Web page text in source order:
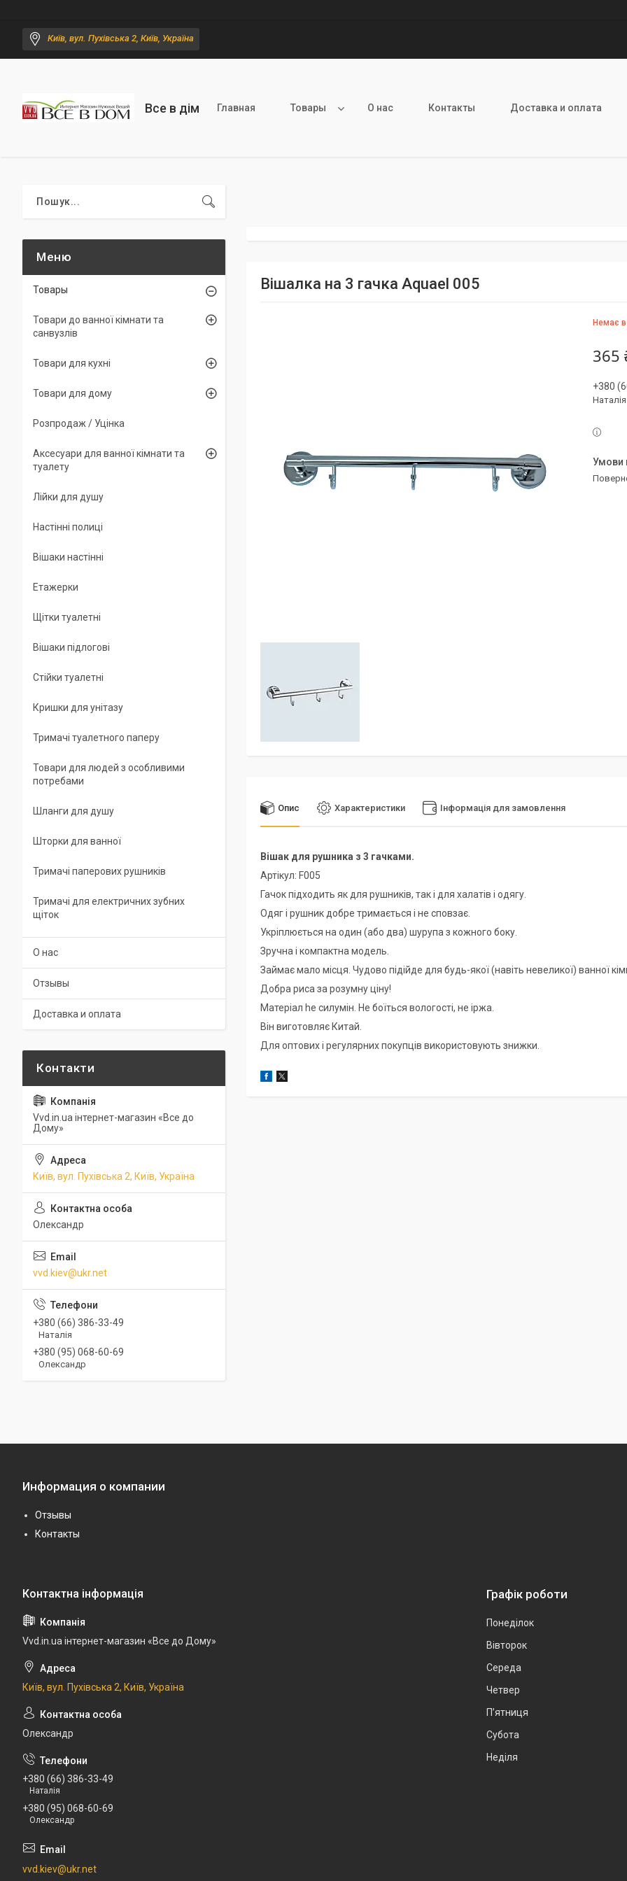
Київ, вул. Пухівська 2, Київ, Україна
Все в дім Главная Товары О нас Контакты Доставка и оплата
Вішалка на 3 гачка Aquael 005
Немає в
365
+380
Наталія
Опис Характеристики Інформація для замовлення
Вішак для рушника з 3 гачками.
Артікул: F005
Гачок підходить як для рушників, так і для халатів і одягу.
Одяг і рушник добре тримається і не сповзає.
Укріплюється на один (або два) шурупа з кожного боку.
Зручна і компактна модель.
Займає мало місця. Чудово підійде для будь-якої (навіть невеликої) ванної
Добра риса за розумну ціну!
Матеріал he силумін. Не боїться вологості, не іржа.
Він виготовляє Китай.
Для оптових і регулярних покупців використовують знижки.
Товары
Товари до ванної кімнати та
санвузлів
Товари для кухні
Товари для дому
Розпродаж / Уцінка
Аксесуари для ванної кімнати та
туалету
Лійки для душу
Настінні полиці
Вішаки настінні
Етажерки
Щітки туалетні
Вішаки підлогові
Стійки туалетні
Кришки для унітазу
Тримачі туалетного паперу
Товари для людей з особливими
потребами
Шланги для душу
Шторки для ванної
Тримачі паперових рушників
Тримачі для електричних зубних
щіток
О нас
Отзывы
Доставка и оплата
Vvd.in.ua інтернет-магазин «Все до
Дому»
Київ, вул. Пухівська 2, Київ, Україна
Олександр
vvd.kiev@ukr.net
+380 (66) 386-33-49
Наталія
+380 (95) 068-60-69
Олександр
Информация о компании
Отзывы
Контакты
Vvd.in.ua інтернет-магазин «Все до Дому»
Київ, вул. Пухівська 2, Київ, Україна
Олександр
+380 (66) 386-33-49
Наталія
+380 (95) 068-60-69
Олександр
vvd.kiev@ukr.net
Графік роботи
Понеділок
Вівторок
Середа
Четвер
Пʼятниця
Субота
Неділя